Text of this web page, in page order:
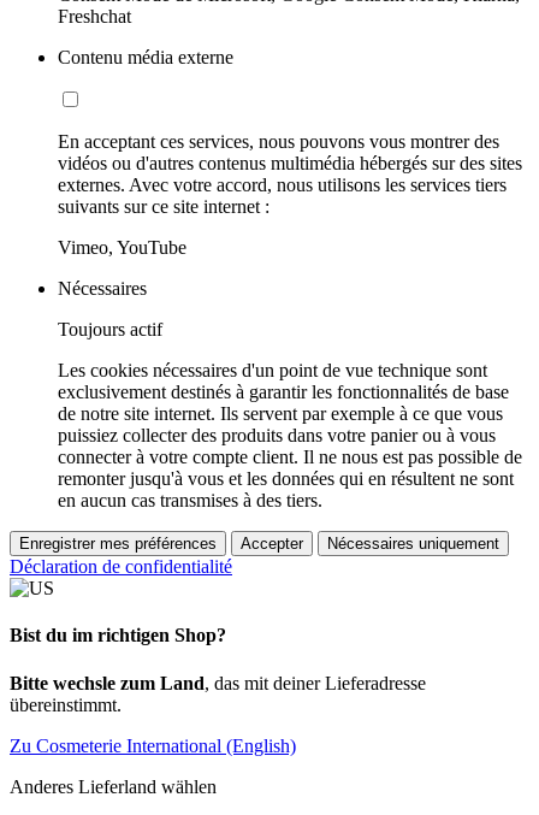
Freshchat
Contenu média externe
En acceptant ces services, nous pouvons vous montrer des
vidéos ou d'autres contenus multimédia hébergés sur des sites
externes. Avec votre accord, nous utilisons les services tiers
suivants sur ce site internet :
Vimeo, YouTube
Nécessaires
Toujours actif
Les cookies nécessaires d'un point de vue technique sont
exclusivement destinés à garantir les fonctionnalités de base
de notre site internet. Ils servent par exemple à ce que vous
puissiez collecter des produits dans votre panier ou à vous
connecter à votre compte client. Il ne nous est pas possible de
remonter jusqu'à vous et les données qui en résultent ne sont
en aucun cas transmises à des tiers.
Enregistrer mes préférences Accepter Nécessaires uniquement
Déclaration de confidentialité
Bist du im richtigen Shop?
Bitte wechsle zum Land, das mit deiner Lieferadresse
übereinstimmt.
Zu Cosmeterie International (English)
Anderes Lieferland wählen